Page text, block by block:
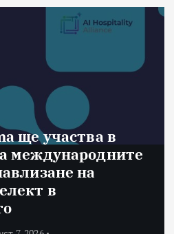
ще участва в
международните
на
в